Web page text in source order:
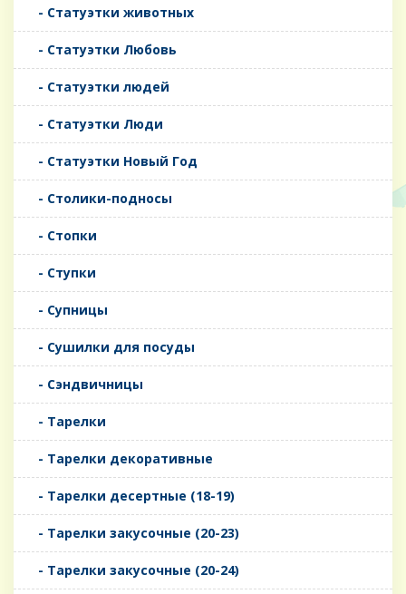
- Статуэтки животных
- Статуэтки Любовь
- Статуэтки людей
- Статуэтки Люди
- Статуэтки Новый Год
- Столики-подносы
- Стопки
- Ступки
- Супницы
- Сушилки для посуды
- Сэндвичницы
- Тарелки
- Тарелки декоративные
- Тарелки десертные (18-19)
- Тарелки закусочные (20-23)
- Тарелки закусочные (20-24)